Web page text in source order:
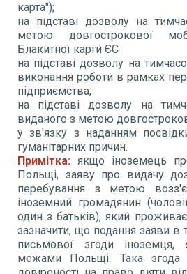
карта");
на підставі дозволу на
метою довгострокової
Блакитної карти ЄС
на підставі дозволу на
виконання роботи в рамках
підприємства;
на підставі дозволу на
виданого з метою
у зв'язку з наданням
гуманітарних причин.
Примітка: якщо іноземець
Польщі, заяву про видачу
перебування з метою
іноземний громадянин
один з батьків), який
зазначити, що подання заяви в
письмової згоди
межами Польщі. Така згода